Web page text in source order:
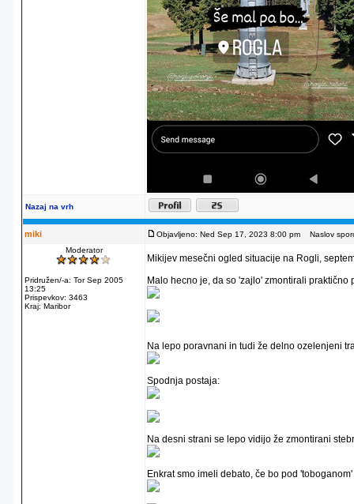
Nazaj na vrh
miki Objavljeno: Ned Sep 17, 2023 8:00 pm
Naslov
Moderator
Pridružen/-a: Tor Sep 2005
13:25
Prispevkov: 3463
Kraj: Maribor
Mikijev mesečni ogled situacije na Rogli,
Malo hecno je, da so 'zajlo' zmontirali
Na lepo poravnani in tudi že delno ozelenjeni
Spodnja postaja:
Na desni strani se lepo vidijo že zmontirani
Enkrat smo imeli debato, če bo pod